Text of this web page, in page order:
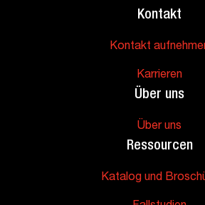
Kontakt
Kontakt
Karrieren
Über uns
Über uns
Ressourcen
Katalog und